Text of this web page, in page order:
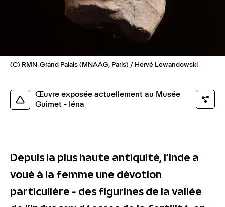
(C) RMN-Grand Palais (MNAAG, Paris) / Hervé Lewandowski
Œuvre exposée actuellement au Musée
Guimet - Iéna
Depuis la plus haute antiquité, l’Inde a
voué à la femme une dévotion
particulière - des figurines de la vallée